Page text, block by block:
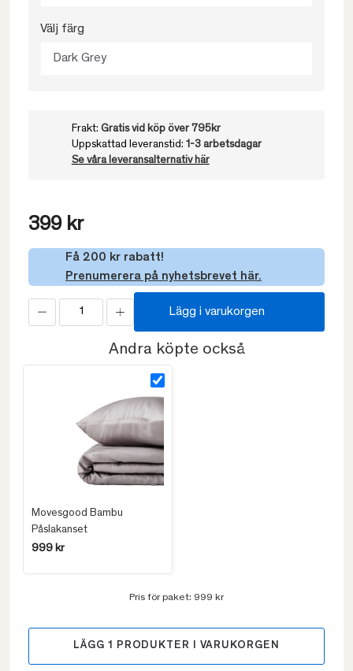
Välj färg
Dark Grey
Frakt: Gratis vid köp över 795kr
Uppskattad leveranstid: 1-3 arbetsdagar
Se våra leveransalternativ här
399 kr
Få 200 kr rabatt!
Prenumerera på nyhetsbrevet här.
Lägg i varukorgen
Andra köpte också
Movesgood Bambu
Påslakanset
999 kr
Pris för paket: 999 kr
LÄGG 1 PRODUKTER I VARUKORGEN